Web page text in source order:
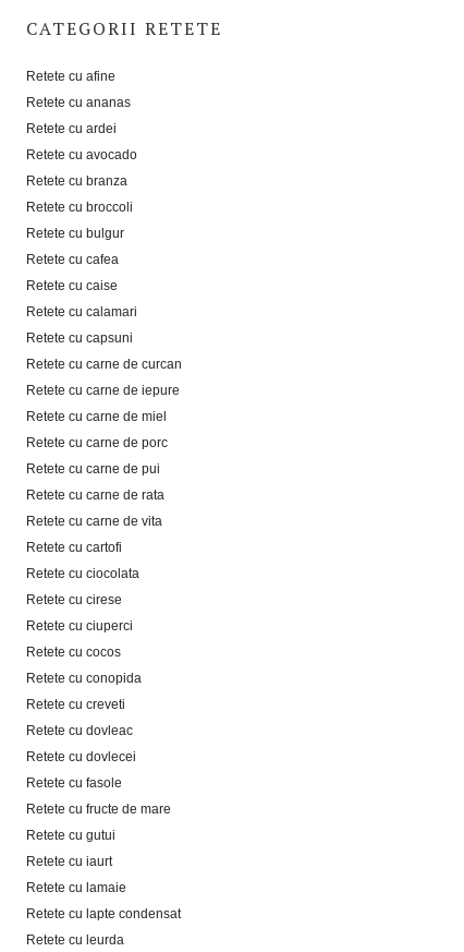
CATEGORII RETETE
Retete cu afine
Retete cu ananas
Retete cu ardei
Retete cu avocado
Retete cu branza
Retete cu broccoli
Retete cu bulgur
Retete cu cafea
Retete cu caise
Retete cu calamari
Retete cu capsuni
Retete cu carne de curcan
Retete cu carne de iepure
Retete cu carne de miel
Retete cu carne de porc
Retete cu carne de pui
Retete cu carne de rata
Retete cu carne de vita
Retete cu cartofi
Retete cu ciocolata
Retete cu cirese
Retete cu ciuperci
Retete cu cocos
Retete cu conopida
Retete cu creveti
Retete cu dovleac
Retete cu dovlecei
Retete cu fasole
Retete cu fructe de mare
Retete cu gutui
Retete cu iaurt
Retete cu lamaie
Retete cu lapte condensat
Retete cu leurda